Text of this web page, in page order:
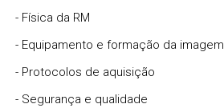
- Física da RM
- Equipamento e formação da imagem
- Protocolos de aquisição
- Segurança e qualidade